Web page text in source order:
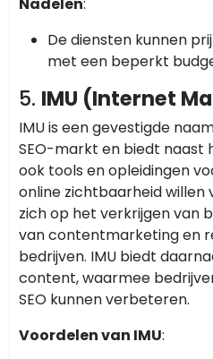
De diensten kunnen
met een beperkt
5. IMU (Internet
IMU is een gevestigde
SEO-markt en biedt naast
ook tools en opleidingen
online zichtbaarheid willen
zich op het verkrijgen van
van contentmarketing en
bedrijven. IMU biedt
content, waarmee
SEO kunnen verbeteren.
Voordelen van IMU: